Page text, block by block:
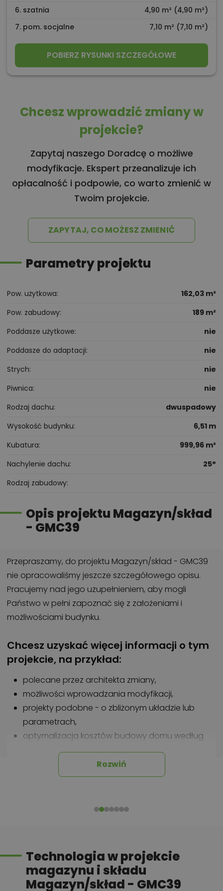
6. szatnia
4,90 m² (4,90 m²)
7. pom. socjalne
7,10 m² (7,10 m²)
POBIERZ RYSUNKI SZCZEGÓŁOWE
Chcesz wprowadzić zmiany w
projekcie?
Zapytaj naszego Doradcę o możliwe
modyfikacje. Ekspert przeanalizuje ich
opłacalność i podpowie, co warto zmienić w
Twoim projekcie.
ZAPYTAJ, CO MOŻESZ ZMIENIĆ
Parametry projektu
Pow. użytkowa
162,03 m²
Pow. zabudowy
189 m²
Poddasze użytkowe
nie
Poddasze do adaptacji
nie
Strych
nie
Piwnica
nie
Rodzaj dachu
dwuspadowy
Wysokość budynku
6,51 m
Kubatura
999,96 m³
Nachylenie dachu
25°
Rodzaj zabudowy
Opis projektu Magazyn/skład
- GMC39
Przepraszamy, do projektu Magazyn/skład - GMC39
nie opracowaliśmy jeszcze szczegółowego opisu.
Pracujemy nad jego uzupełnieniem, aby mogli
Państwo w pełni zapoznać się z założeniami i
możliwościami budynku.
Chcesz uzyskać więcej informacji o tym
projekcie, na przykład:
polecane przez architekta zmiany,
możliwości wprowadzania modyfikacji,
projekty podobne - o zbliżonym układzie lub
parametrach,
optymalizacja kosztów budowy domu według
tego projektu,
informacje szczegółowe - np. wymiary
pomieszczeń, instalacje, materiały?
52 384 49 90lub
Rozwiń
Technologia w projekcie
magazynu i składu
Magazyn/skład - GMC39